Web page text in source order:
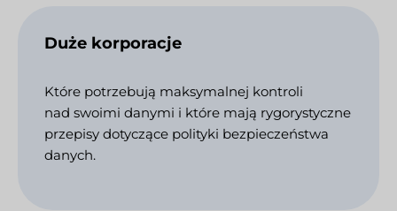
Duże korporacje
Które potrzebują maksymalnej kontroli
nad swoimi danymi i które mają rygorystyczne
przepisy dotyczące polityki bezpieczeństwa
danych.